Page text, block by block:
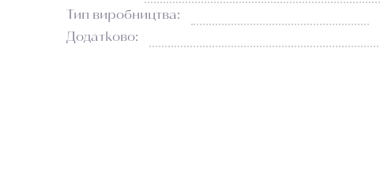
Тип виробництва:
Додатково: